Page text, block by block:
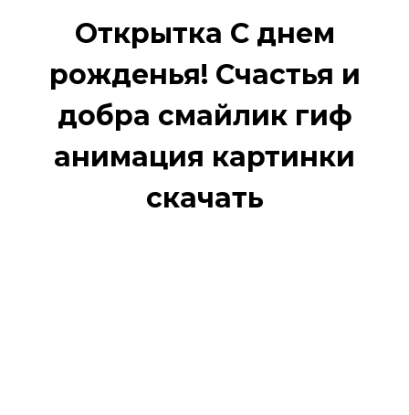
Открытка С днем
рожденья! Счастья и
добра смайлик гиф
анимация картинки
скачать